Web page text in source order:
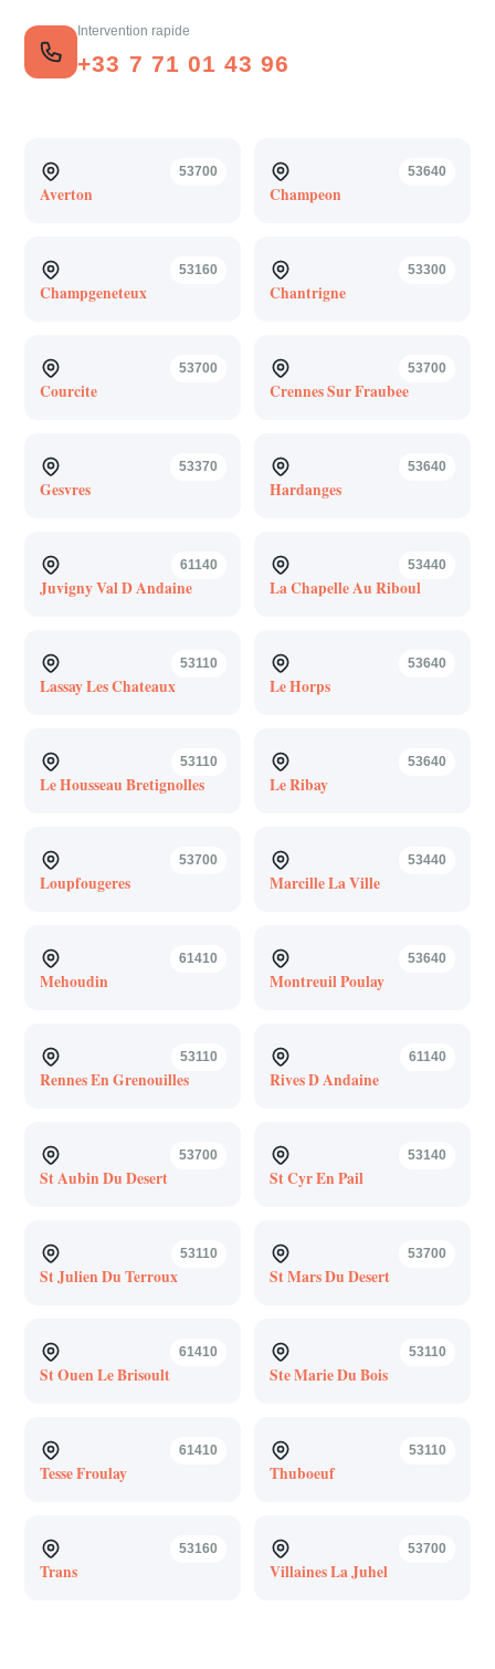
Intervention rapide
+33 7 71 01 43 96
53700
Averton
53640
Champeon
53160
Champgeneteux
53300
Chantrigne
53700
Courcite
53700
Crennes Sur Fraubee
53370
Gesvres
53640
Hardanges
61140
Juvigny Val D Andaine
53440
La Chapelle Au Riboul
53110
Lassay Les Chateaux
53640
Le Horps
53110
Le Housseau Bretignolles
53640
Le Ribay
53700
Loupfougeres
53440
Marcille La Ville
61410
Mehoudin
53640
Montreuil Poulay
53110
Rennes En Grenouilles
61140
Rives D Andaine
53700
St Aubin Du Desert
53140
St Cyr En Pail
53110
St Julien Du Terroux
53700
St Mars Du Desert
61410
St Ouen Le Brisoult
53110
Ste Marie Du Bois
61410
Tesse Froulay
53110
Thuboeuf
53160
Trans
53700
Villaines La Juhel